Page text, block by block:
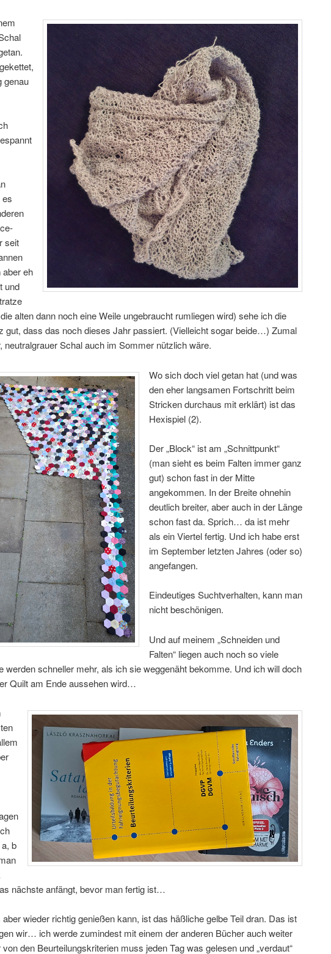
genau
seit
eh
und
alten dann noch eine Weile ungebraucht rumliegen wird) sehe ich die
gut, dass das noch dieses Jahr passiert. (Vielleicht sogar beide…) Zumal
neutralgrauer Schal auch im Sommer nützlich wäre.
Wo sich doch viel getan hat (und was
den eher langsamen Fortschritt beim
Stricken durchaus mit erklärt) ist das
Hexispiel (2).
Der „Block“ ist am „Schnittpunkt“
(man sieht es beim Falten immer ganz
gut) schon fast in der Mitte
angekommen. In der Breite ohnehin
deutlich breiter, aber auch in der Länge
schon fast da. Sprich… da ist mehr
als ein Viertel fertig. Und ich habe erst
im September letzten Jahres (oder so)
angefangen.
Eindeutiges Suchtverhalten, kann man
nicht beschönigen.
Und auf meinem „Schneiden und
Falten“ liegen auch noch so viele
werden schneller mehr, als ich sie weggenäht bekomme. Und ich will doch
Quilt am Ende aussehen wird…
b
nächste anfängt, bevor man fertig ist…
wieder richtig genießen kann, ist das häßliche gelbe Teil dran. Das ist
wir… ich werde zumindest mit einem der anderen Bücher auch weiter
den Beurteilungskriterien muss jeden Tag was gelesen und „verdaut“